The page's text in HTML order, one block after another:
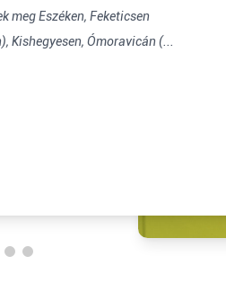
meg Eszéken, Feketicsen
Kishegyesen, Ómoravicán (...